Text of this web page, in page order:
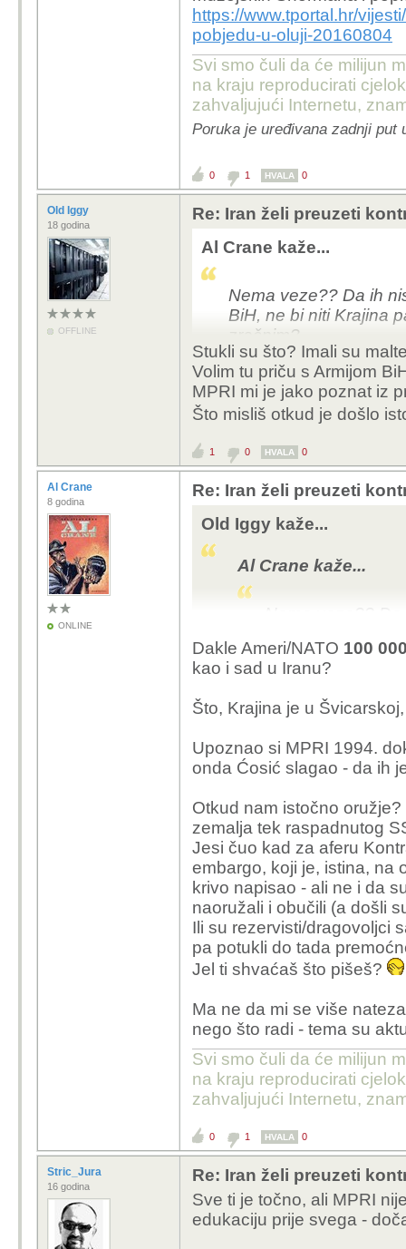
https://www.tportal.hr/
pobjedu-u-oluji-20160804
Svi smo čuli da će milijun
na kraju reproducirati
zahvaljujući Internetu,
Poruka je uređivana zadnji put
0 1 HVALA 0
Old Iggy
18 godina
OFFLINE
Re: Iran želi preuzeti
Al Crane kaže...
Nema veze?? Da ih
BiH, ne bi niti Krajina
zračnim?
Koji dio o MPRI ti nije
penzionirana
turističke
S kojim oružjem?
istočnonjemačke
od muzejskih
72 i M-84?
https://www.tportal.hr/
donijela-pobjedu-u-
Stukli su što? Imali su
Volim tu priču s Armijom
MPRI mi je jako poznat iz
Što misliš otkud je došlo
1 0 HVALA 0
Al Crane
8 godina
ONLINE
Re: Iran želi preuzeti
Old Iggy kaže...
Al Crane kaže...
logistika -
tri penzionirana
S kojim oružjem?
Tenkovi su od
evoluirali u T-55,
https://
hrvatskoj-
Stukli su što? Imali su
Volim tu priču s
MPRI mi je jako
Što misliš otkud je došlo istočno
Dakle Ameri/NATO 100
kao i sad u Iranu?
Što, Krajina je u
Upoznao si MPRI 1994.
onda Ćosić slagao - da ih
Otkud nam istočno
zemalja tek raspadnutog
Jesi čuo kad za aferu
embargo, koji je, istina, na
krivo napisao - ali ne i da
naoružali i obučili (a došli
Ili su rezervisti/dragovoljci
pa potukli do tada
Jel ti shvaćaš što pišeš?
Ma ne da mi se više
nego što radi - tema su
Svi smo čuli da će milijun
na kraju reproducirati
zahvaljujući Internetu,
0 1 HVALA 0
Stric_Jura
16 godina
Re: Iran želi preuzeti
Sve ti je točno, ali MPRI
edukaciju prije svega -